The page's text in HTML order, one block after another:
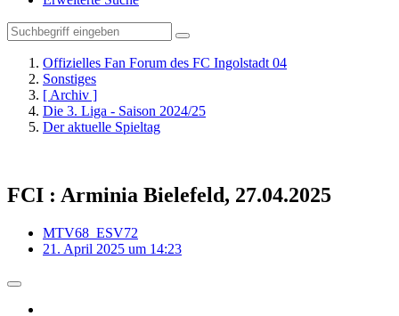
Offizielles Fan Forum des FC Ingolstadt 04
Sonstiges
[ Archiv ]
Die 3. Liga - Saison 2024/25
Der aktuelle Spieltag
FCI : Arminia Bielefeld, 27.04.2025
MTV68_ESV72
21. April 2025 um 14:23